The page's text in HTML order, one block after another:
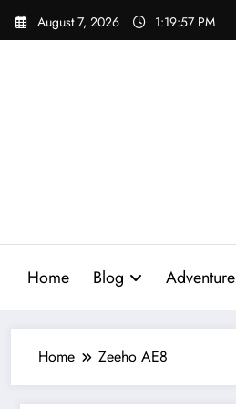
Skip
August 7, 2026 1:19:58 PM
Home Blog Adventure
Home Zeeho AE8